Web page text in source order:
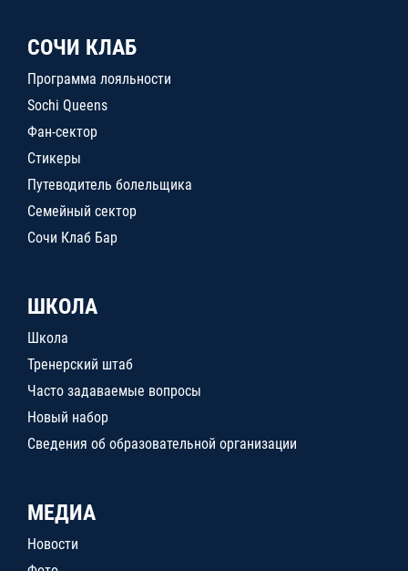
СОЧИ КЛАБ
Программа лояльности
Sochi Queens
Фан-сектор
Стикеры
Путеводитель болельщика
Семейный сектор
Сочи Клаб Бар
ШКОЛА
Школа
Тренерский штаб
Часто задаваемые вопросы
Новый набор
Сведения об образовательной организации
МЕДИА
Новости